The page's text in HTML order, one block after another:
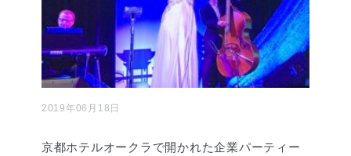
2019年06月18日
京都ホテルオークラで開かれた企業パーティー